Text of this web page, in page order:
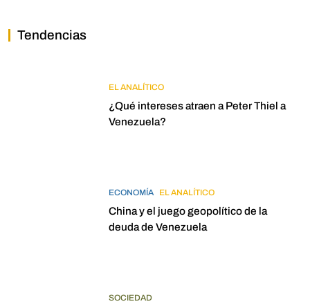
Tendencias
EL ANALÍTICO
¿Qué intereses atraen a Peter Thiel a
Venezuela?
ECONOMÍA EL ANALÍTICO
China y el juego geopolítico de la
deuda de Venezuela
SOCIEDAD